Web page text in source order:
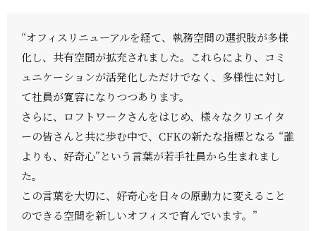
“オフィスリニューアルを経て、執務空間の選択肢が多様
化し、共有空間が拡充されました。これらにより、コミ
ュニケーションが活発化しただけでなく、多様性に対し
て社員が寛容になりつつあります。
さらに、ロフトワークさんをはじめ、様々なクリエイタ
ーの皆さんと共に歩む中で、CFKの新たな指標となる “誰
よりも、好奇心”という言葉が若手社員から生まれまし
た。
この言葉を大切に、好奇心を日々の原動力に変えること
のできる空間を新しいオフィスで育んでいます。”